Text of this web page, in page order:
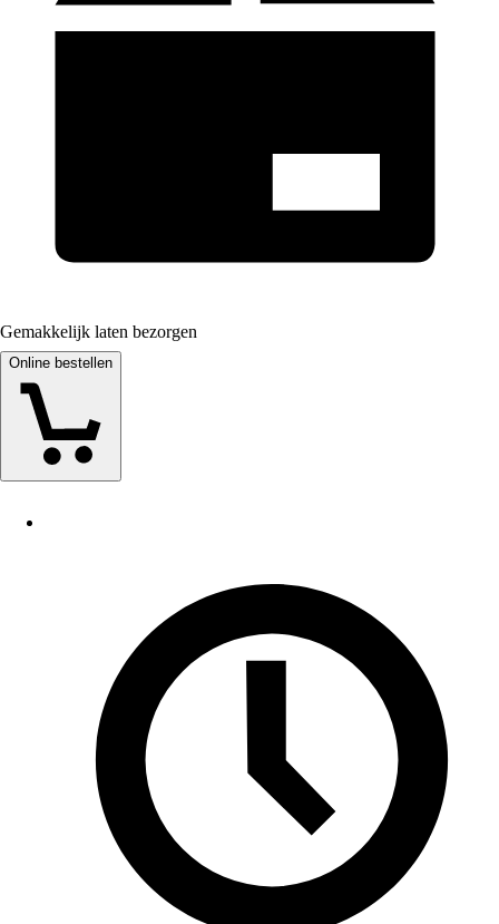
Gemakkelijk laten bezorgen
Online bestellen